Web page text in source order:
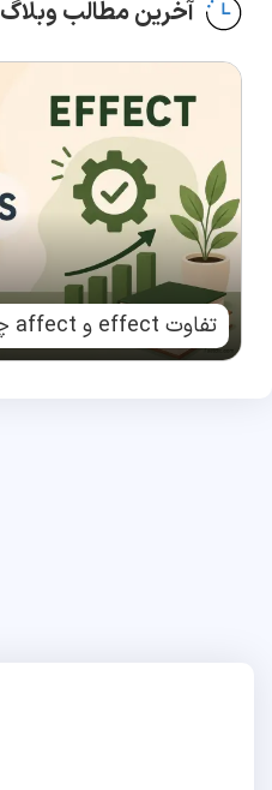
آخرین مطالب وبلاگ
تفاوت effect و affect چیست؟